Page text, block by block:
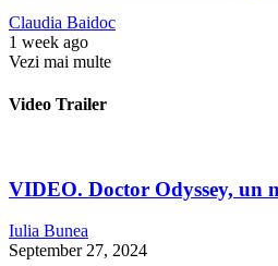
Claudia Baidoc
1 week ago
Vezi mai multe
Video Trailer
VIDEO. Doctor Odyssey, un
Iulia Bunea
September 27, 2024